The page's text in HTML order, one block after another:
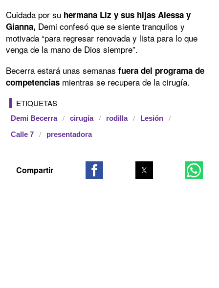
Cuidada por su hermana Liz y sus hijas Alessa y
Gianna, Demi confesó que se siente tranquilos y
motivada “para regresar renovada y lista para lo que
venga de la mano de Dios siempre”.
Becerra estará unas semanas fuera del programa de
competencias mientras se recupera de la cirugía.
ETIQUETAS
Demi Becerra cirugía rodilla Lesión
Calle 7 presentadora